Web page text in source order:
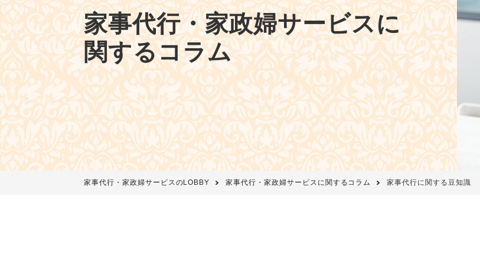
家事代行・家政婦サービスに
関するコラム
家事代行・家政婦サービスのLOBBY 家事代行・家政婦サービスに関するコラム 家事代行に関する豆知識